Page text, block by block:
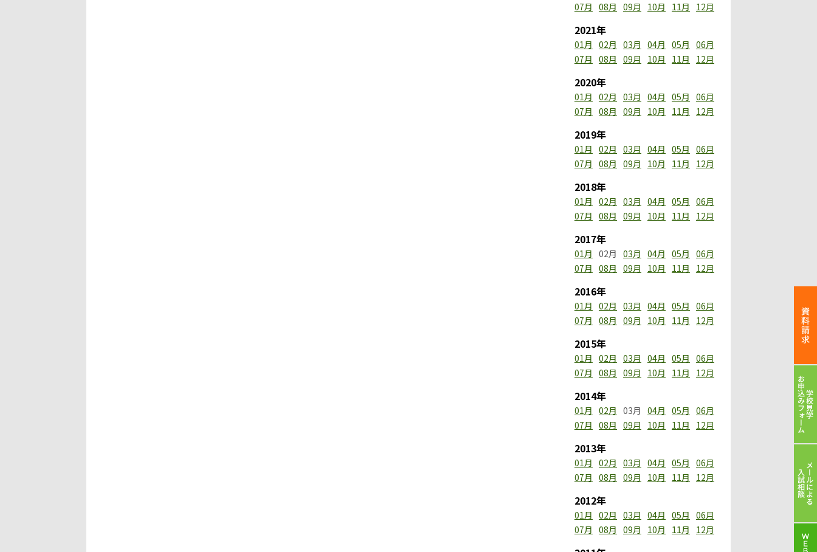
07月 08月 09月 10月 11月 12月
2021年
01月 02月 03月 04月 05月 06月
07月 08月 09月 10月 11月 12月
2020年
01月 02月 03月 04月 05月 06月
07月 08月 09月 10月 11月 12月
2019年
01月 02月 03月 04月 05月 06月
07月 08月 09月 10月 11月 12月
2018年
01月 02月 03月 04月 05月 06月
07月 08月 09月 10月 11月 12月
2017年
01月 02月 03月 04月 05月 06月
07月 08月 09月 10月 11月 12月
2016年
01月 02月 03月 04月 05月 06月
07月 08月 09月 10月 11月 12月
2015年
01月 02月 03月 04月 05月 06月
07月 08月 09月 10月 11月 12月
2014年
01月 02月 03月 04月 05月 06月
07月 08月 09月 10月 11月 12月
2013年
01月 02月 03月 04月 05月 06月
07月 08月 09月 10月 11月 12月
2012年
01月 02月 03月 04月 05月 06月
07月 08月 09月 10月 11月 12月